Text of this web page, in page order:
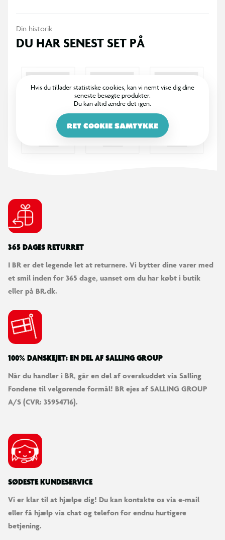
Din historik
DU HAR SENEST SET PÅ
Hvis du tillader statistiske cookies, kan vi nemt vise dig dine
seneste besøgte produkter.
Du kan altid ændre det igen.
RET COOKIE SAMTYKKE
365 DAGES RETURRET
I BR er det legende let at returnere. Vi bytter dine varer med
et smil inden for 365 dage, uanset om du har købt i butik
eller på BR.dk.
100% DANSKEJET: EN DEL AF SALLING GROUP
Når du handler i BR, går en del af overskuddet via Salling
Fondene til velgørende formål! BR ejes af SALLING GROUP
A/S (CVR: 35954716).
SØDESTE KUNDESERVICE
Vi er klar til at hjælpe dig! Du kan kontakte os via e-mail
eller få hjælp via chat og telefon for endnu hurtigere
betjening.